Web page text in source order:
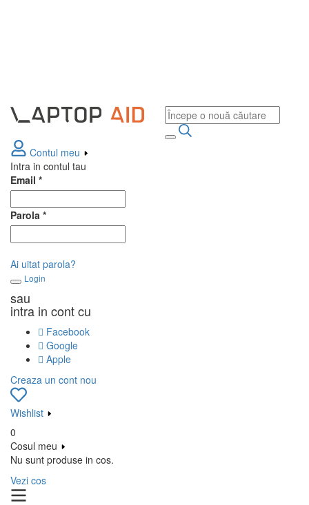
Contul meu
Intra in contul tau
Email *
Parola *
Ai uitat parola?
Login
sau
intra in cont cu
Facebook
Google
Apple
Creaza un cont nou
Wishlist
0
Cosul meu
Nu sunt produse in cos.
Vezi cos